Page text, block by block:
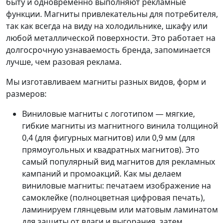
функции. Магниты привлекательны для потребителя,
так как всегда на виду на холодильнике, шкафу или
любой металлической поверхности. Это работает на
долгосрочную узнаваемость бренда, запоминается
лучше, чем разовая реклама.
Мы изготавливаем магниты разных видов, форм и
размеров:
Виниловые магниты с логотипом — мягкие,
гибкие магниты из магнитного винила толщиной
0,4 (для фигурных магнитов) или 0,9 мм (для
прямоугольных и квадратных магнитов). Это
самый популярный вид магнитов для рекламных
кампаний и промоакций. Как мы делаем
виниловые магниты: печатаем изображение на
самоклейке (полноцветная цифровая печать),
ламинируем глянцевым или матовым ламинатом